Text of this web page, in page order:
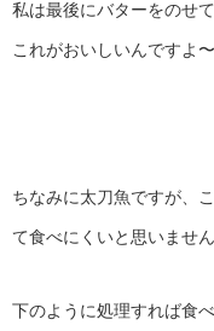
私は最後にバターをのせ
ちなみに太刀魚ですが、
て食べにくいと思いませ
下のように処理すれば食